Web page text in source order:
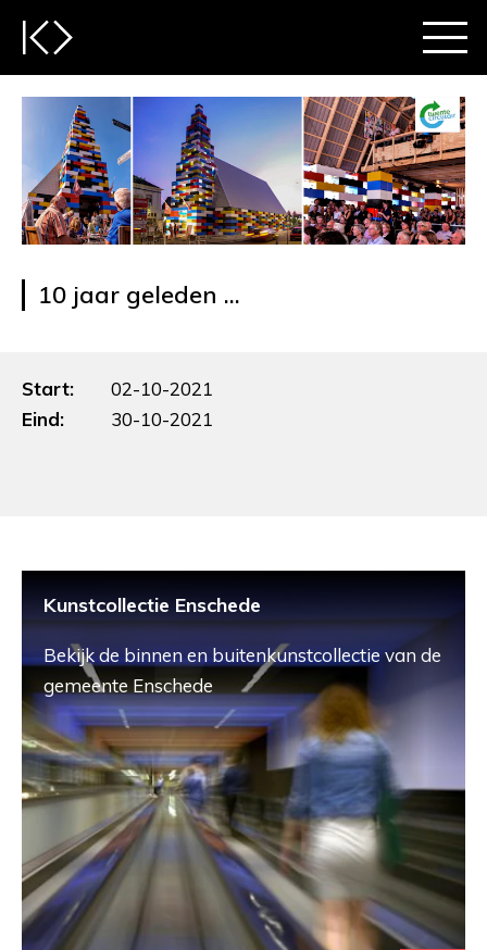
10 jaar geleden ...
Start:
02-10-2021
Eind:
30-10-2021
Kunstcollectie Enschede
Bekijk de binnen en buitenkunstcollectie van de
gemeente Enschede